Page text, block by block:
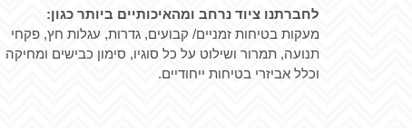
לחברתנו ציוד נרחב ומהאיכותיים ביותר כגון:
מעקות בטיחות זמניים/ קבועים, גדרות, עגלות חץ, פקחי
תנועה, תמרור ושילוט על כל סוגיו, סימון כבישים ומחיקה
וכלל אביזרי בטיחות ייחודיים.